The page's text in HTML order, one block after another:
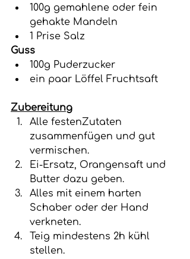
100g gemahlene oder fein
gehakte Mandeln
1 Prise Salz
Guss
100g Puderzucker
ein paar Löffel Fruchtsaft
Zubereitung
Alle festenZutaten
zusammenfügen und gut
vermischen.
Ei-Ersatz, Orangensaft und
Butter dazu geben.
Alles mit einem harten
Schaber oder der Hand
verkneten.
Teig mindestens 2h kühl
stellen.